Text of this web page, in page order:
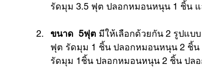
รัดมุม 3.5 ฟุต ปลอกหมอนหนุน 1 ชิ้น
ขนาด  5ฟุต มีให้เลือกด้วยกัน 2 รูปแบ
ฟุต รัดมุม 1 ชิ้น ปลอกหมอนหนุน 2 ชิ้น
รัดมุม 1ชิ้น ปลอกหมอนหนุน 2 ชิ้น ปล